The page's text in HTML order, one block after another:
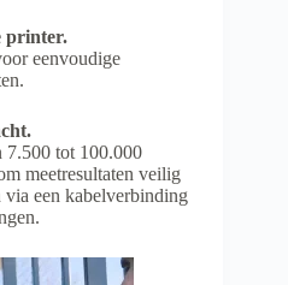
printer.
eenvoudige
7.500 tot 100.000
meetresultaten veilig
via een kabelverbinding